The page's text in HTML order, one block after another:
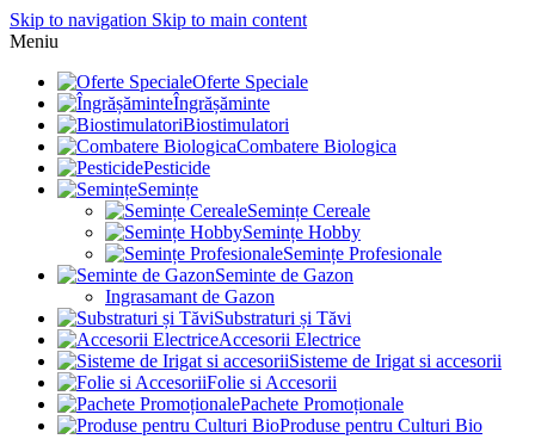
Skip to navigation Skip to main content
Meniu
Oferte Speciale
Îngrășăminte
Biostimulatori
Combatere Biologica
Pesticide
Semințe
Semințe Cereale
Semințe Hobby
Semințe Profesionale
Seminte de Gazon
Ingrasamant de Gazon
Substraturi și Tăvi
Accesorii Electrice
Sisteme de Irigat si accesorii
Folie si Accesorii
Pachete Promoționale
Produse pentru Culturi Bio